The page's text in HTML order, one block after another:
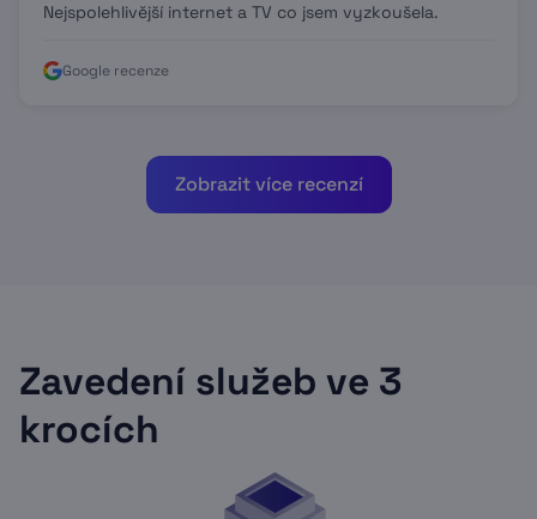
Nejspolehlivější internet a TV co jsem vyzkoušela.
Google recenze
Zobrazit více recenzí
Zavedení služeb ve 3
krocích